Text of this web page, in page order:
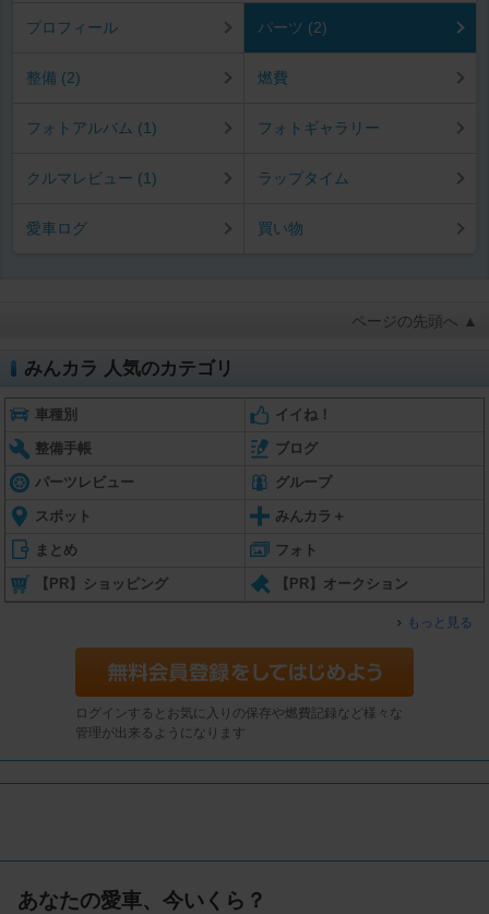
プロフィール パーツ (2)
整備 (2) 燃費
フォトアルバム (1) フォトギャラリー
クルマレビュー (1) ラップタイム
愛車ログ 買い物
ページの先頭へ ▲
みんカラ 人気のカテゴリ
車種別 イイね！
整備手帳 ブログ
パーツレビュー グループ
スポット みんカラ＋
まとめ フォト
【PR】ショッピング 【PR】オークション
もっと見る
ログインするとお気に入りの保存や燃費記録など様々な
管理が出来るようになります
あなたの愛車、今いくら？